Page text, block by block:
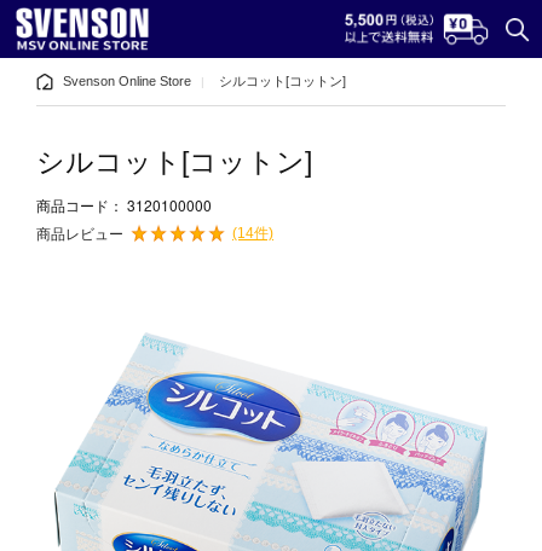
Svenson Online Store シルコット[コットン]
シルコット[コットン]
商品コード： 3120100000
商品レビュー (14件)